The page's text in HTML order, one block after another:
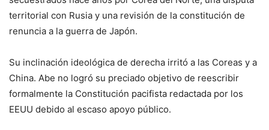
territorial con Rusia y una revisión de la constitución de
renuncia a la guerra de Japón.
Su inclinación ideológica de derecha irritó a las Coreas y a
China. Abe no logró su preciado objetivo de reescribir
formalmente la Constitución pacifista redactada por los
EEUU debido al escaso apoyo público.